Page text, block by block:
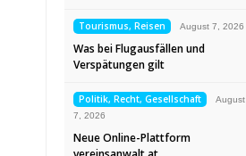
Tourismus, Reisen August 7, 2026
Was bei Flugausfällen und
Verspätungen gilt
Politik, Recht, Gesellschaft
August
7, 2026
Neue Online-Plattform